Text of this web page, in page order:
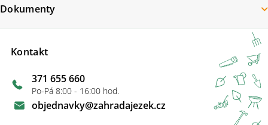
Kontakt
objednavky@zahradajezek.cz
371 655 660
Po-Pá 8:00 - 16:00 hod.
Dokumenty